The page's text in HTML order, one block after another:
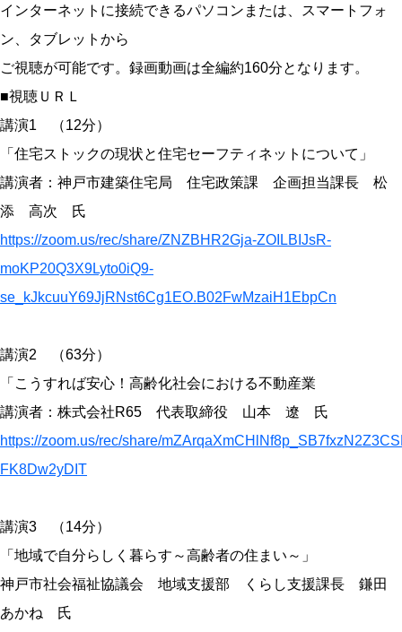
インターネットに接続できるパソコンまたは、スマートフォ
ン、タブレットから
ご視聴が可能です。録画動画は全編約160分となります。
■視聴ＵＲＬ
講演1 （12分）
「住宅ストックの現状と住宅セーフティネットについて」
講演者：神戸市建築住宅局 住宅政策課 企画担当課長 松
添 高次 氏
https://zoom.us/rec/share/ZNZBHR2Gja-ZOILBIJsR-
moKP20Q3X9Lyto0iQ9-
se_kJkcuuY69JjRNst6Cg1EO.B02FwMzaiH1EbpCn
講演2 （63分）
「こうすれば安心！高齢化社会における不動産業
講演者：株式会社R65 代表取締役 山本 遼 氏
https://zoom.us/rec/share/
FK8Dw2yDIT
講演3 （14分）
「地域で自分らしく暮らす～高齢者の住まい～」
神戸市社会福祉協議会 地域支援部 くらし支援課長 鎌田
あかね 氏